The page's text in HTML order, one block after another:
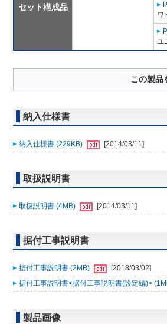
セット構成品
ワ
ユ
この製品
納入仕様書
納入仕様書 (229KB) [2014/03/11]
取扱説明書
取扱説明書 (4MB) [2014/03/11]
据付工事説明書
据付工事説明書 (2MB)
[2018/03/02]
据付工事説明書<据付工事説明書(設定編)>
製品画像